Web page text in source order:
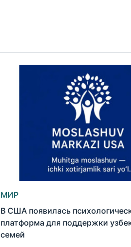
МИР
В США появилась
платформа для поддержки
семей